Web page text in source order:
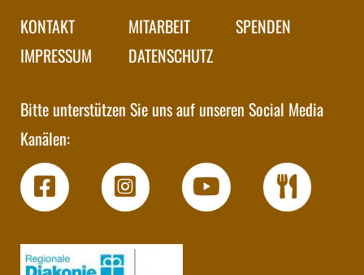
KONTAKT
IMPRESSUM
MITARBEIT
DATENSCHUTZ
SPENDEN
Bitte unterstützen Sie uns auf unseren Social Media
Kanälen: